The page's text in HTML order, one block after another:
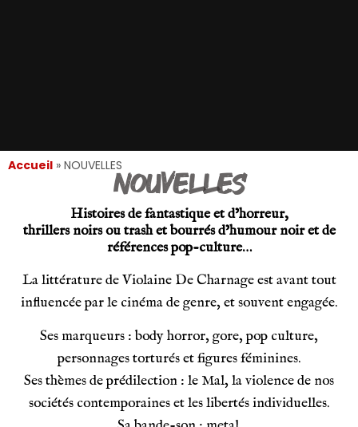
Accueil » NOUVELLES
NOUVELLES
Histoires de fantastique et d’horreur,
thrillers noirs ou trash et bourrés d’humour noir et de
références pop-culture…
La littérature de Violaine De Charnage est avant tout
influencée par le cinéma de genre, et souvent engagée.
Ses marqueurs : body horror, gore, pop culture,
personnages torturés et figures féminines.
Ses thèmes de prédilection : le Mal, la violence de nos
sociétés contemporaines et les libertés individuelles.